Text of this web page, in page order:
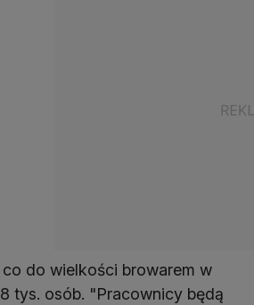
do wielkości browarem w
tys. osób. "Pracownicy będą